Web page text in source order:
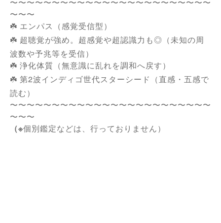
〜〜〜
☘️ エンパス（感覚受信型）
☘️ 超聴覚が強め。超感覚や超認識力も◎（未知の周
波数や予兆等を受信）
☘️ 浄化体質（無意識に乱れを調和へ戻す）
☘️ 第2波インディゴ世代スターシード（直感・五感で
読む）
〜〜〜〜〜〜〜〜〜〜〜〜〜〜〜〜〜〜〜〜〜〜〜〜
〜〜〜
（※個別鑑定などは、行っておりません）